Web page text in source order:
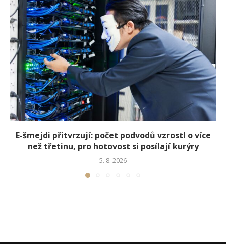
E-šmejdi přitvrzují: počet podvodů vzrostl o více
než třetinu, pro hotovost si posílají kurýry
5. 8. 2026